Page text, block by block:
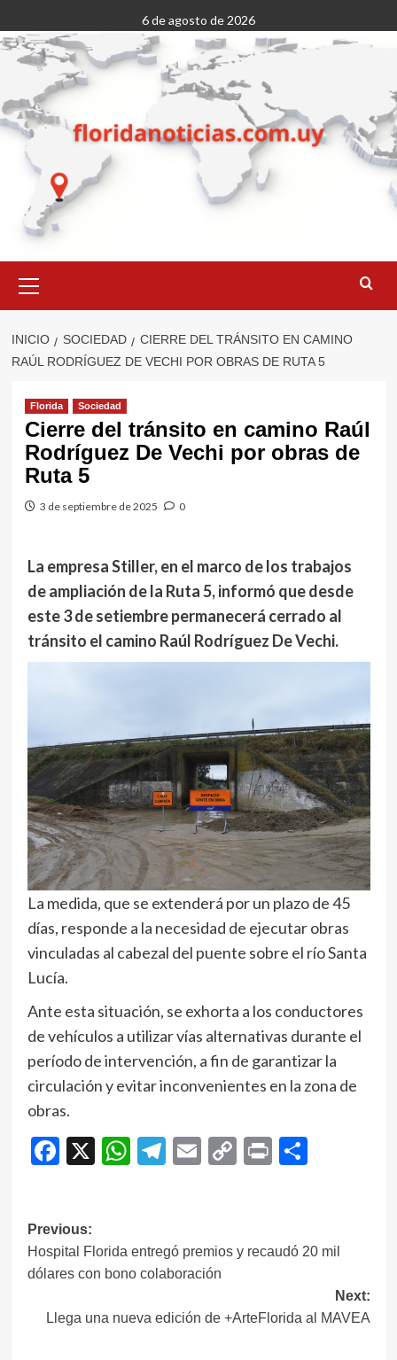
al
contenido
6 de agosto de 2026
primario
INICIO SOCIEDAD
CIERRE DEL TRÁNSITO EN CAMINO
RAÚL RODRÍGUEZ DE VECHI POR OBRAS DE RUTA 5
Florida Sociedad
Cierre del tránsito en camino Raúl
Rodríguez De Vechi por obras de
Ruta 5
3 de septiembre de 2025 0
La empresa Stiller, en el marco de los trabajos
de ampliación de la Ruta 5, informó que desde
este 3 de setiembre permanecerá cerrado al
tránsito el camino Raúl Rodríguez De Vechi.
La medida, que se extenderá por un plazo de 45
días, responde a la necesidad de ejecutar obras
vinculadas al cabezal del puente sobre el río Santa
Lucía.
Ante esta situación, se exhorta a los conductores
de vehículos a utilizar vías alternativas durante el
período de intervención, a fin de garantizar la
circulación y evitar inconvenientes en la zona de
obras.
Facebook
X WhatsApp
Telegram
EmailCopy
Print
Navegación
de
Previous:
Hospital Florida entregó premios y recaudó 20 mil
dólares con bono colaboración
Next:
Llega una nueva edición de +ArteFlorida al MAVEA